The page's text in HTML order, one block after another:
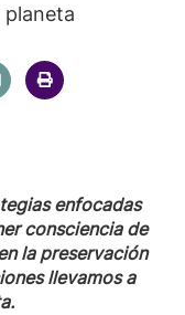
planeta
TwitterEmail
Compartir Imprimir
enfocadas
consciencia de
la preservación
llevamos a